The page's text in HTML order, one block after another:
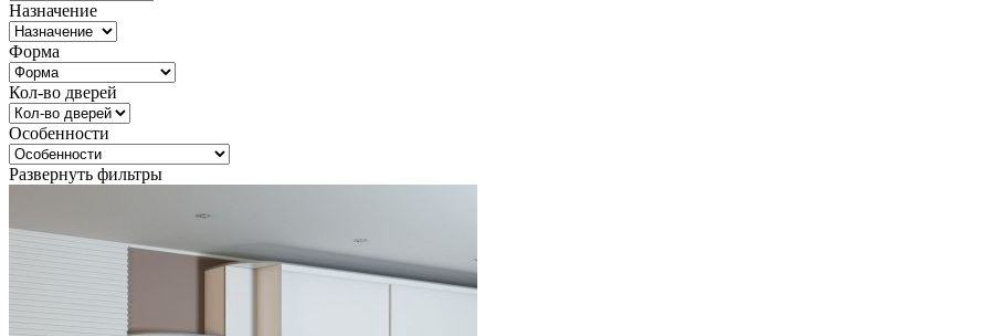
Назначение
Форма
Кол-во дверей
Особенности
Развернуть фильтры